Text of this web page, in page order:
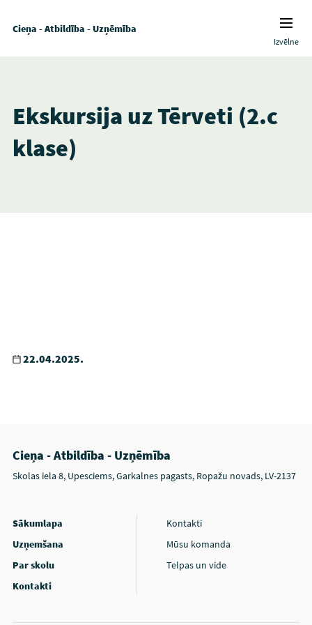
Cieņa - Atbildība - Uzņēmība
Izvēlne
Ekskursija uz Tērveti (2.c
klase)
22.04.2025.
Cieņa - Atbildība - Uzņēmība
Skolas iela 8, Upesciems, Garkalnes pagasts, Ropažu novads, LV-2137
Sākumlapa
Uzņemšana
Par skolu
Kontakti
Kontakti
Mūsu komanda
Telpas un vide